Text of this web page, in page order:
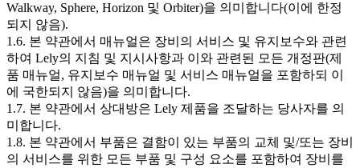
Walkway, Sphere, Horizon 및 Orbiter)을 의미합니다(이에 한정
되지 않음).
1.6. 본 약관에서 매뉴얼은 장비의 서비스 및 유지보수와 관련
하여 Lely의 지침 및 지시사항과 이와 관련된 모든 개정판(제
품 매뉴얼, 유지보수 매뉴얼 및 서비스 매뉴얼을 포함하되 이
에 국한되지 않음)을 의미합니다.
1.7. 본 약관에서 상대방은 Lely 제품을 조달하는 당사자를 의
미합니다.
1.8. 본 약관에서 부품은 결함이 있는 부품의 교체 및/또는 장비
의 서비스를 위한 모든 부품 및 구성 요소를 포함하여 장비를